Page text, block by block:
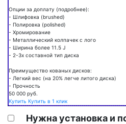
Опции за доплату (подробнее):
- Шлифовка (brushed)
- Полировка (polished)
- Хромирование
- Металлический колпачек с лого
- Ширина более 11.5 J
- 2-3х составной тип диска
Преимущество кованых дисков:
- Легкий вес (на 20% легче литого диска)
- Прочность
50 000 руб.
Купить Купить в 1 клик
Нужна установка и